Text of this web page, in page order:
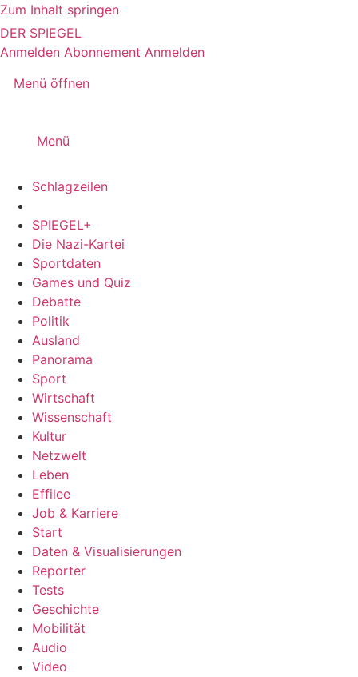
Zum Inhalt springen
DER SPIEGEL
Anmelden Abonnement Anmelden
Menü öffnen
Menü
Schlagzeilen
SPIEGEL+
Die Nazi-Kartei
Sportdaten
Games und Quiz
Debatte
Politik
Ausland
Panorama
Sport
Wirtschaft
Wissenschaft
Kultur
Netzwelt
Leben
Effilee
Job & Karriere
Start
Daten & Visualisierungen
Reporter
Tests
Geschichte
Mobilität
Audio
Video